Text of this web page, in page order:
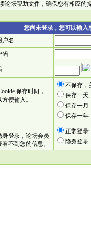
论坛帮助文件，确保您有相应的
您尚未登录，您可以输入
户名
码
保存时间，
便输入。
不保存，
保存一天
保存一月
保存一年
身登录，论坛会员
不到您的信息。
正常登录
隐身登录